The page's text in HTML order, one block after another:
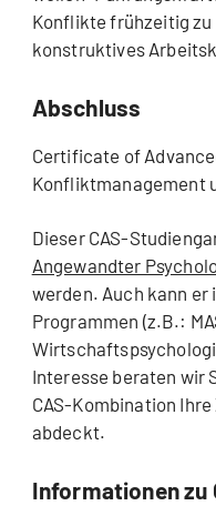
Konflikte frühzeitig zu
konstruktives
Abschluss
Certificate of
Konfliktmanagement
Dieser CAS-
Angewandter
werden. Auch kann er
Programmen (z.B.:
Interesse beraten wir
CAS-Kombination
abdeckt.
Informationen zu